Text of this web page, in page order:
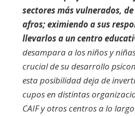
sectores más vulnerados,
afros; eximiendo a sus
llevarlos a un centro
desampara a los niños y
crucial de su desarrollo
esta posibilidad deja de
cupos en distintas
CAIF y otros centros a lo